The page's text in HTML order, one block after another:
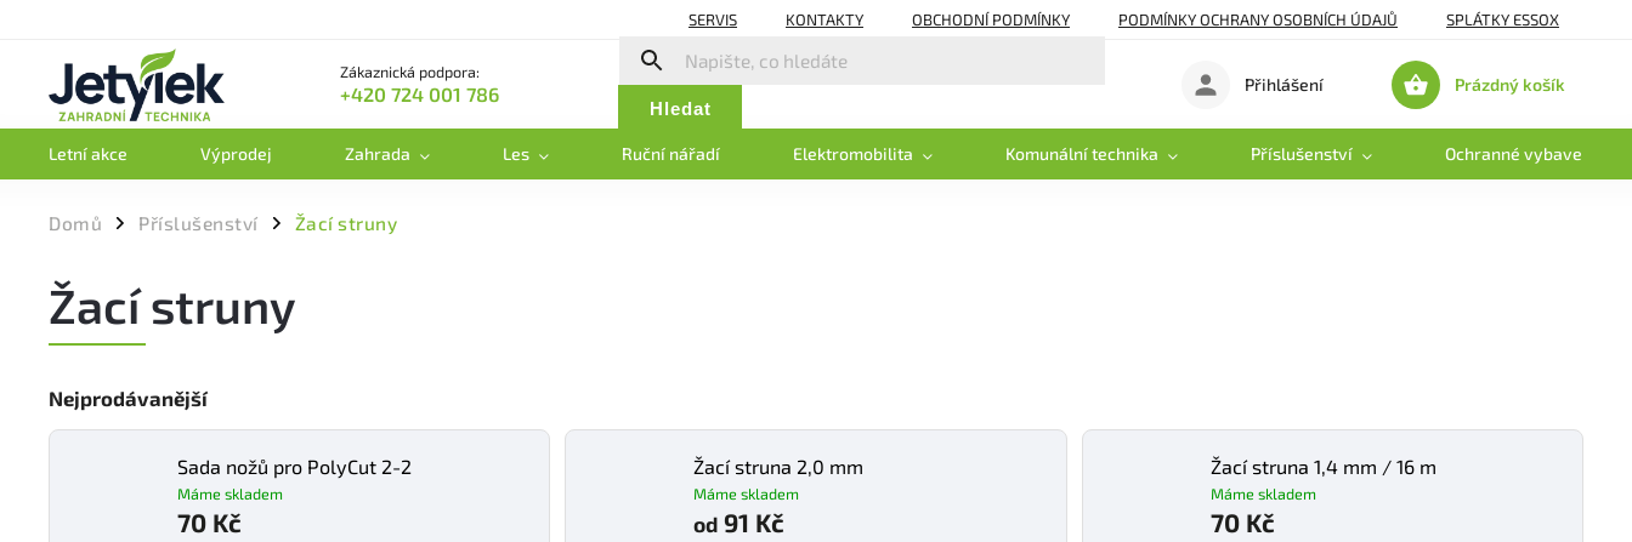
SERVIS KONTAKTY OBCHODNÍ PODMÍNKY PODMÍNKY OCHRANY OSOBNÍCH ÚDAJŮ SPLÁTKY ESSOX
Zákaznická podpora:
+420 724 001 786
Hledat
Nákupní
Prázdný košík
Přihlášení
Letní akce Výprodej Zahrada Les Ruční nářadí Elektromobilita Komunální technika Příslušenství Ochranné vybavení
Domů / Příslušenství / Žací struny
Žací struny
Nejprodávanější
Sada nožů pro PolyCut 2-2
Máme skladem
70 Kč
Žací struna 2,0 mm
Máme skladem
od 91 Kč
Žací struna 1,4 mm / 16 m
Máme skladem
70 Kč